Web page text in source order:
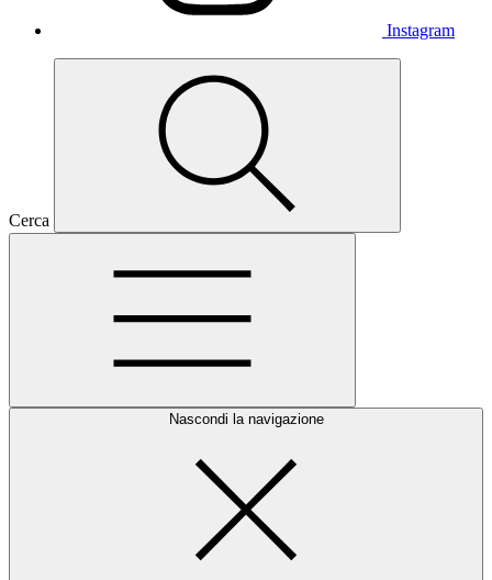
Instagram
Cerca
Nascondi la navigazione